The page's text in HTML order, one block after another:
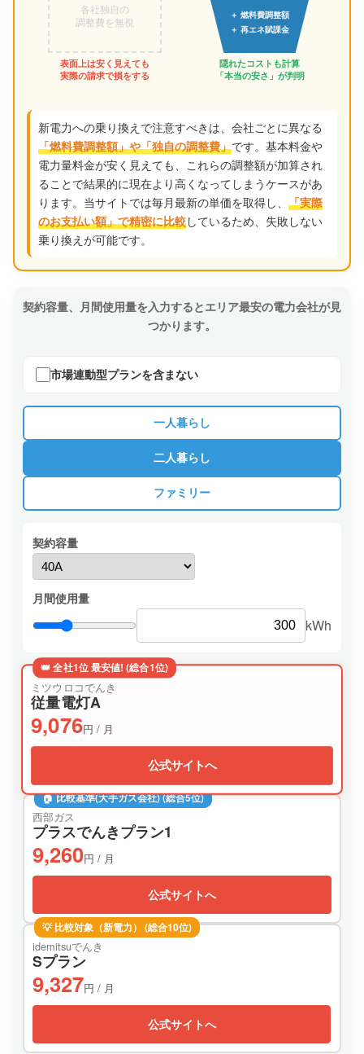
各社独自の
調整費を無視
表面上は安く見えても
実際の請求で損をする
＋ 燃料費調整額
＋ 再エネ賦課金
隠れたコストも計算
「本当の安さ」が判明
新電力への乗り換えで注意すべきは、会社ごとに異なる
「燃料費調整額」や「独自の調整費」です。基本料金や
電力量料金が安く見えても、これらの調整額が加算され
ることで結果的に現在より高くなってしまうケースがあ
ります。当サイトでは毎月最新の単価を取得し、 「実際
のお支払い額」で精密に比較しているため、失敗しない
乗り換えが可能です。
契約容量、月間使用量を入力するとエリア最安の電力会社が見
つかります。
市場連動型プランを含まない
一人暮らし
二人暮らし
ファミリー
契約容量
月間使用量
kWh
👑 全社1位 最安値! (総合1位)
ミツウロコでんき
従量電灯A
9,076円 / 月
公式サイトへ
🏠 比較基準(大手ガス会社) (総合5位)
西部ガス
プラスでんきプラン1
9,260円 / 月
公式サイトへ
💡 比較対象（新電力） (総合10位)
idemitsuでんき
Sプラン
9,327円 / 月
公式サイトへ